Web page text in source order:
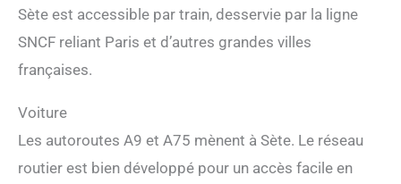
Sète est accessible par train, desservie par la ligne
SNCF reliant Paris et d’autres grandes villes
françaises.
Voiture
Les autoroutes A9 et A75 mènent à Sète. Le réseau
routier est bien développé pour un accès facile en